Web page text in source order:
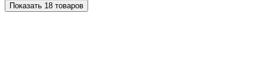
Показать 18 товаров